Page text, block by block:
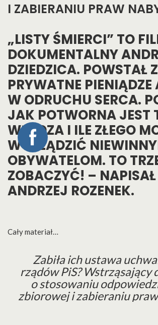
I ZABIERANIU PRAW
„LISTY ŚMIERCI” TO
DOKUMENTALNY
DZIEDZICA. POWSTAŁ
PRYWATNE PIENIĄDZE
W ODRUCHU SERCA.
JAK POTWORNA JEST
WŁADZA I ILE ZŁEGO
WYRZĄDZIĆ
OBYWATELOM. TO
ZOBACZYĆ! – NAPISAŁ
ANDRZEJ ROZENEK.
Cały materiał…
Zabiła ich ustawa
rządów PiS? Wstrząsający
o stosowaniu
zbiorowej i zabieraniu